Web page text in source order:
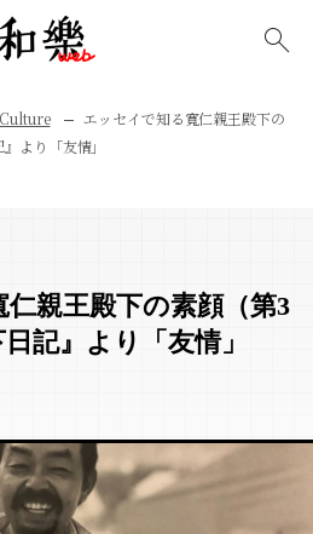
Culture
エッセイで知る寬仁親王殿下の
より「友情」
親王殿下の素顔（第3
記』より「友情」